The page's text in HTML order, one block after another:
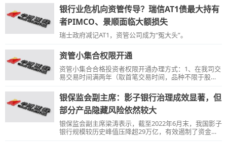
银行业危机向资管传导？瑞信AT1债最大持有
者PIMCO、景顺面临大额损失
瑞士政府减记AT1，资管公司成为“冤大头”。
资管小集合权限开通
资管小集合合格投资者权限开通办理方式：1、在我司交
易交易时间满两年（取首笔交易时间，品种不限于股
日在我司账户资产达到500万元，包括普通账户、信用账
户（不含负债）、期权账户的持仓和资金。满足以上条
件的个人投资者请在交易日的9：00-16：00登录华彩人
生APP（V4.16.1及以上版本）【交易】—【我的】—
【业务办理】—【私募资管】栏目，根据提示进行操
作。（如未签署新版电子签名约定书，需先签署新版电
银保监会副主席：影子银行治理成效显著，但
部分产品隐藏风险依然较大
银保监会副主席梁涛表示，截至2022年6月末，我国影子
银行规模较历史峰值压降超29万亿，有效遏制了资金的